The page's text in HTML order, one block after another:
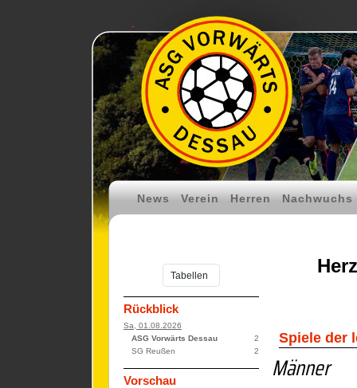
News Verein Herren Nachwuchs
Rückblick
Sa, 01.08.2026
ASG Vorwärts Dessau
2
SG Reußen
2
Vorschau
Spiele der
Männer